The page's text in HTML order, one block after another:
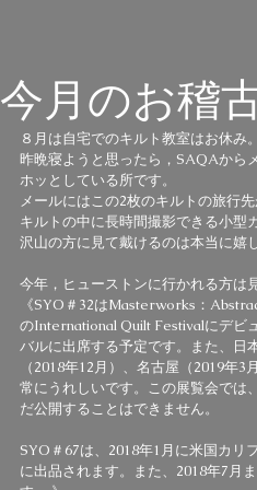
今月のお稽
８月は自宅でのキルト教室はお休み
昨晩寝ようと思ったら，SAQAから
ホッとしている所です。
メールにはこの2枚のキルトの旅行
キルトの中に長時間撮影できる小型
沢山の方に見て戴けるのは本当に嬉
今年，ヒューストンに行かれる方は
《SYO＃32はMasterworks：
のInternational Quilt Festivalにデビ
バルに出席する予定です。また、日
（2018年12月）、名古屋（2019年
常にうれしいです。この展覧会では
だ公開することはできません。
SYO＃67は、2018年1月に米国カ
に出品されます。また、2018年7月